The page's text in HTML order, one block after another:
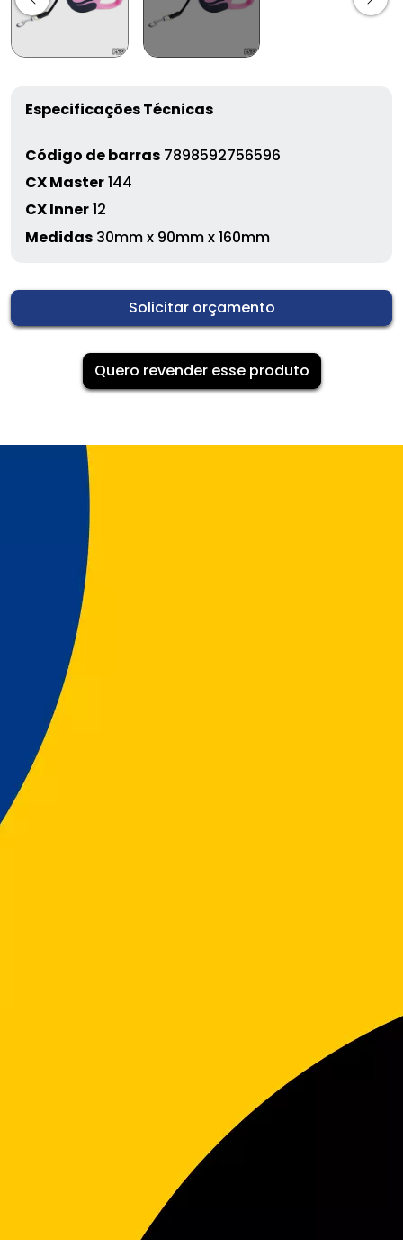
Especificações Técnicas
Código de barras 7898592756596
CX Master144
CX Inner12
Medidas 30mm x 90mm x 160mm
Solicitar orçamento
Quero revender esse produto